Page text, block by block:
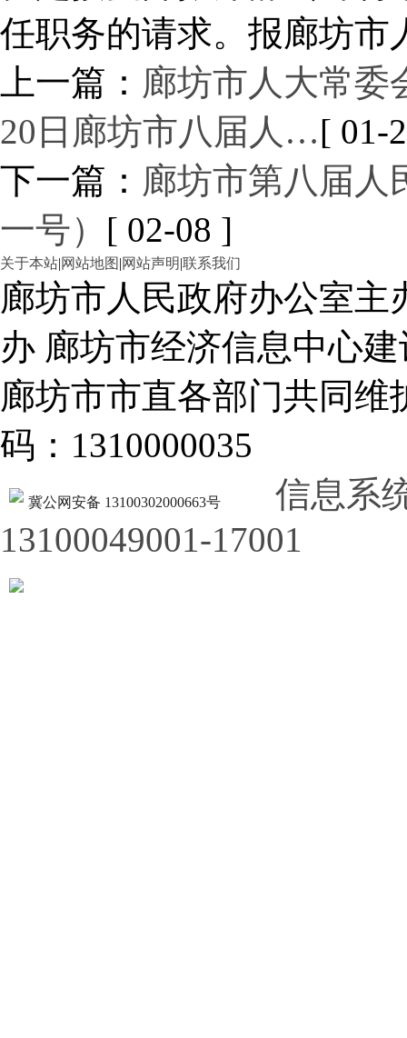
任职务的请求。报廊坊市
上一篇： 廊坊市人大常委
20日廊坊市八届人…[ 01-
下一篇： 廊坊市第八届人
一号） [ 02-08 ]
关于本站|网站地图 |网站声明|联系我们
廊坊市人民政府办公室
办 廊坊市经济信息中心建
廊坊市市直各部门共同
码：1310000035
冀公网安备 13100302000663号
信息系
13100049001-17001